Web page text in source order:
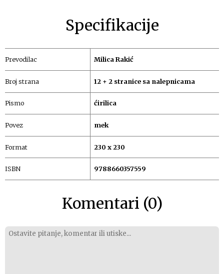
Specifikacije
Prevodilac Milica Rakić
Broj strana 12 + 2 stranice sa nalepnicama
Pismo ćirilica
Povez mek
Format 230 x 230
ISBN 9788660357559
Komentari (0)